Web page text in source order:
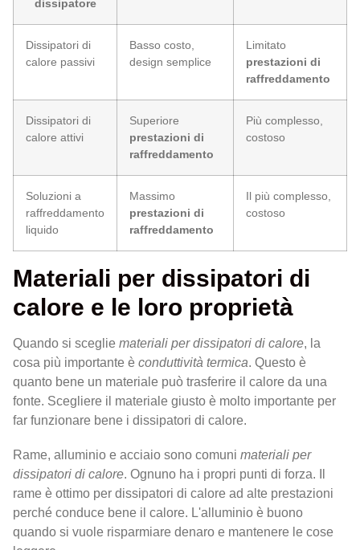
dissipatore
Dissipatori di
calore passivi
Basso costo,
design semplice
Limitato
prestazioni di
raffreddamento
Dissipatori di
calore attivi
Superiore
prestazioni di
raffreddamento
Più complesso,
costoso
Soluzioni a
raffreddamento
liquido
Massimo
prestazioni di
raffreddamento
Il più complesso,
costoso
Materiali per dissipatori di
calore e le loro proprietà
Quando si sceglie materiali per dissipatori di calore, la
cosa più importante è conduttività termica. Questo è
quanto bene un materiale può trasferire il calore da una
fonte. Scegliere il materiale giusto è molto importante per
far funzionare bene i dissipatori di calore.
Rame, alluminio e acciaio sono comuni materiali per
dissipatori di calore. Ognuno ha i propri punti di forza. Il
rame è ottimo per dissipatori di calore ad alte prestazioni
perché conduce bene il calore. L'alluminio è buono
quando si vuole risparmiare denaro e mantenere le cose